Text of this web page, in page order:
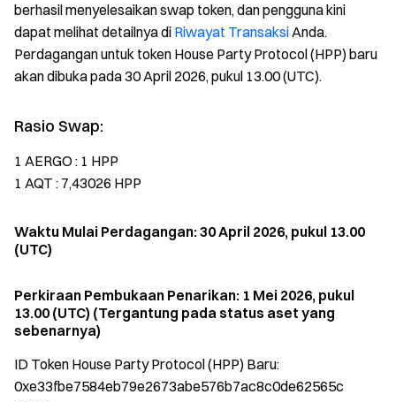
berhasil menyelesaikan swap token, dan pengguna kini
dapat melihat detailnya di Riwayat TransaksiAnda.
Perdagangan untuk token House Party Protocol (HPP) baru
akan dibuka pada 30 April 2026, pukul 13.00 (UTC).
Rasio Swap:
1 AERGO : 1 HPP
1 AQT : 7,43026 HPP
Waktu Mulai Perdagangan: 30 April 2026, pukul 13.00
(UTC)
Perkiraan Pembukaan Penarikan: 1 Mei 2026, pukul
13.00 (UTC) (Tergantung pada status aset yang
sebenarnya)
ID Token House Party Protocol (HPP) Baru:
0xe33fbe7584eb79e2673abe576b7ac8c0de62565c